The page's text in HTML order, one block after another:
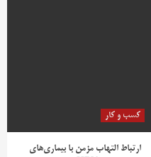
کسب و کار
ارتباط التهاب مزمن با بیماری‌های